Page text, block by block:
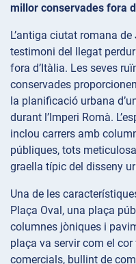
millor conservades fora
L’antiga ciutat romana
testimoni del llegat
fora d’Itàlia. Les seves
conservades
la planificació urbana
durant l’Imperi Romà.
inclou carrers amb
públiques, tots
graella típic del disseny
Una de les
Plaça Oval, una plaça
columnes jòniques i
plaça va servir com el
comercials, bullint de